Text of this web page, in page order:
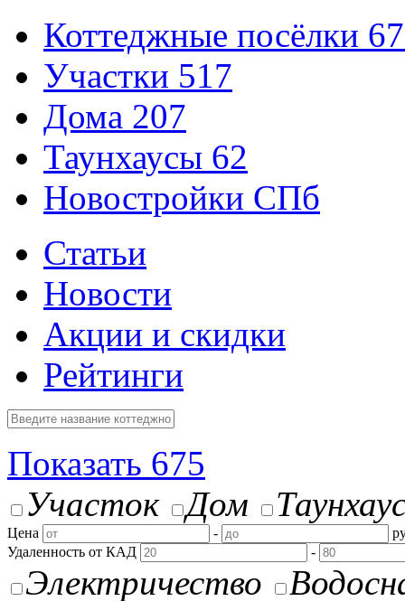
Коттеджные посёлки
Участки 517
Дома 207
Таунхаусы 62
Новостройки СПб
Статьи
Новости
Акции и скидки
Рейтинги
Показать 675
Участок
Дом
Цена -
Удаленность от КАД
-
Электричество